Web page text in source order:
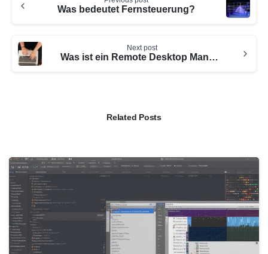
Reading
Was bedeutet Fernsteuerung?
Next post
Was ist ein Remote Desktop Manager?
Related Posts